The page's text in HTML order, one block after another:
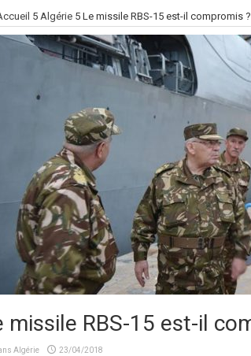
5 Algérie5 Le missile RBS-15 est-il compromis ?
missile RBS-15 est-il
Algérie 23/04/2018